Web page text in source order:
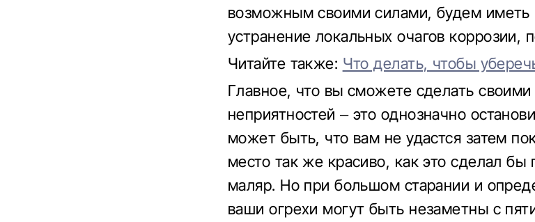
возможным своими силами, будем иметь
устранение локальных очагов коррозии,
Читайте также: Что делать, чтобы
Главное, что вы сможете сделать своими
неприятностей – это однозначно
может быть, что вам не удастся затем
место так же красиво, как это сделал бы
маляр. Но при большом старании и
ваши огрехи могут быть незаметны с